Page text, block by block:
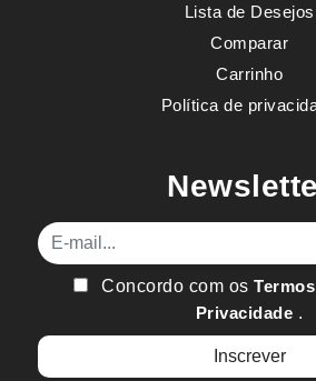
Lista de Desejos
Comparar
Carrinho
Política de
E-mail
Concordo com os
Privacidade .